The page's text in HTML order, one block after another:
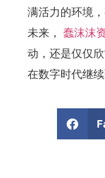
满活力的环境
未来， 蠢沫沫
动，还是仅仅
在数字时代继